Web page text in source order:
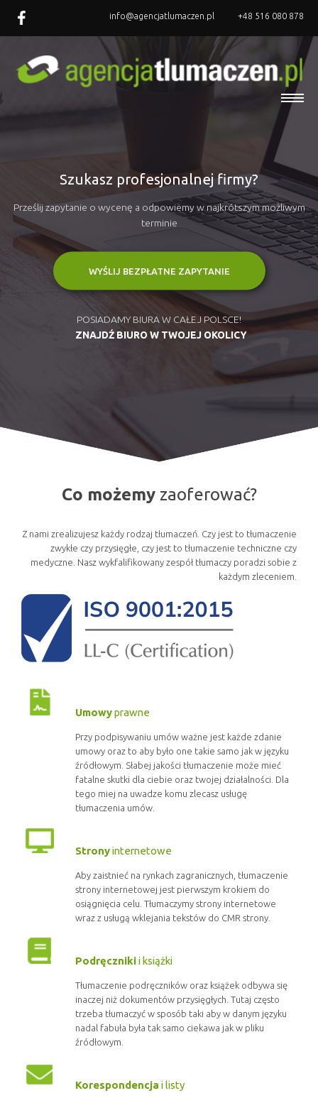
info@agencjatlumaczen.pl +48 516 080 878
Szukasz profesjonalnej firmy?
Prześlij zapytanie o wycenę a odpowiemy w najkrótszym możliwym
terminie
WYŚLIJ BEZPŁATNE ZAPYTANIE
POSIADAMY BIURA W CAŁEJ POLSCE!
ZNAJDŹ BIURO W TWOJEJ OKOLICY
Co możemyzaoferować?
Z nami zrealizujesz każdy rodzaj tłumaczeń. Czy jest to tłumaczenie
zwykłe czy przysięgłe, czy jest to tłumaczenie techniczne czy
medyczne. Nasz wykfalifikowany zespół tłumaczy poradzi sobie z
każdym zleceniem.
Umowyprawne
Przy podpisywaniu umów ważne jest każde zdanie
umowy oraz to aby było one takie samo jak w języku
źródłowym. Słabej jakości tłumaczenie może mieć
fatalne skutki dla ciebie oraz twojej działalności. Dla
tego miej na uwadze komu zlecasz usługę
tłumaczenia umów.
Stronyinternetowe
Aby zaistnieć na rynkach zagranicznych, tłumaczenie
strony internetowej jest pierwszym krokiem do
osiągnięcia celu. Tłumaczymy strony internetowe
wraz z usługą wklejania tekstów do CMR strony.
Podręcznikii książki
Tłumaczenie podręczników oraz książek odbywa się
inaczej niż dokumentów przysięgłych. Tutaj często
trzeba tłumaczyć w sposób taki aby w danym języku
nadal fabuła była tak samo ciekawa jak w pliku
źródłowym.
Korespondencja i listy